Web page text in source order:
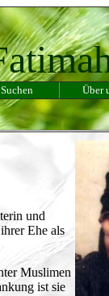
Suchen Über
und
Ehe als
Muslimen
ist sie